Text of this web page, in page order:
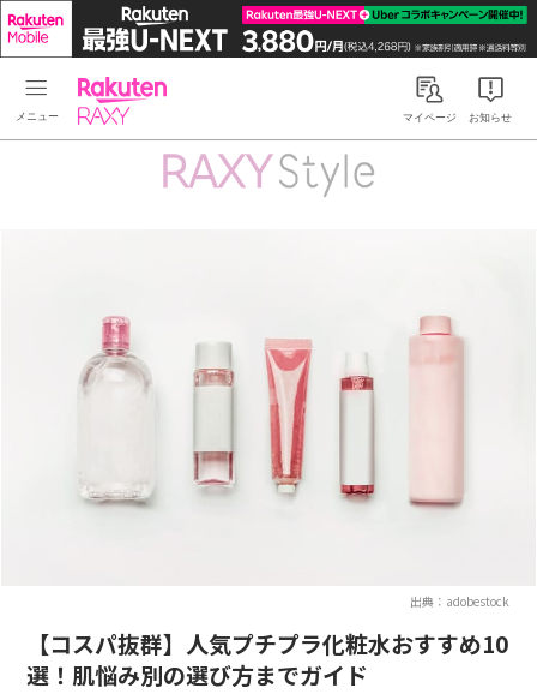
Rakuten RAXYマイページ お知らせ
出典：adobestock
【コスパ抜群】人気プチプラ化粧水おすすめ10
選！肌悩み別の選び方までガイド